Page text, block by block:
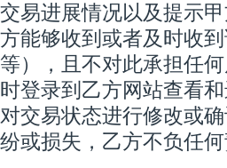
易进展情况以及提示
能够收到或者及时收
），且不对此承担任
登录到乙方网站查看
交易状态进行修改或
或损失，乙方不负任